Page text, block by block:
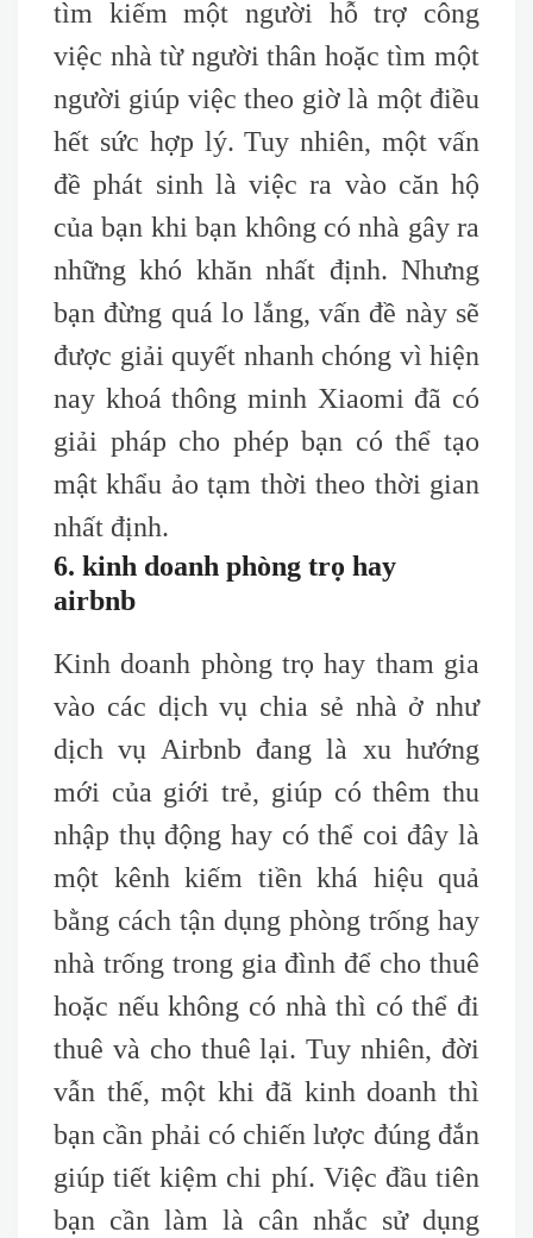
tìm kiếm một người hỗ trợ công
việc nhà từ người thân hoặc tìm một
người giúp việc theo giờ là một điều
hết sức hợp lý. Tuy nhiên, một vấn
đề phát sinh là việc ra vào căn hộ
của bạn khi bạn không có nhà gây ra
những khó khăn nhất định. Nhưng
bạn đừng quá lo lắng, vấn đề này sẽ
được giải quyết nhanh chóng vì hiện
nay khoá thông minh Xiaomi đã có
giải pháp cho phép bạn có thể tạo
mật khẩu ảo tạm thời theo thời gian
nhất định.
6. kinh doanh phòng trọ hay
airbnb
Kinh doanh phòng trọ hay tham gia
vào các dịch vụ chia sẻ nhà ở như
dịch vụ Airbnb đang là xu hướng
mới của giới trẻ, giúp có thêm thu
nhập thụ động hay có thể coi đây là
một kênh kiếm tiền khá hiệu quả
bằng cách tận dụng phòng trống hay
nhà trống trong gia đình để cho thuê
hoặc nếu không có nhà thì có thể đi
thuê và cho thuê lại. Tuy nhiên, đời
vẫn thế, một khi đã kinh doanh thì
bạn cần phải có chiến lược đúng đắn
giúp tiết kiệm chi phí. Việc đầu tiên
bạn cần làm là cân nhắc sử dụng